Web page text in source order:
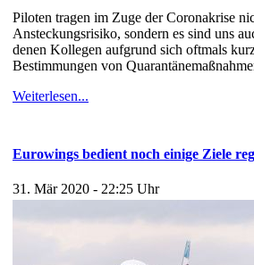
Piloten tragen im Zuge der Coronakrise
Ansteckungsrisiko, sondern es sind uns
denen Kollegen aufgrund sich oftmals
Bestimmungen von
Weiterlesen...
Eurowings bedient noch einige Ziele
31. Mär 2020 - 22:25 Uhr